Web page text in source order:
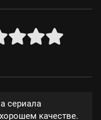
сериала
качестве.